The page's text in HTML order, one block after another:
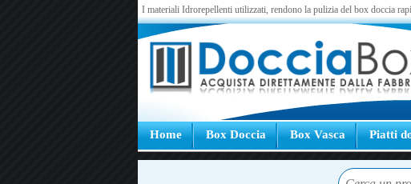
I materiali Idrorepellenti utilizzati, rendono la pulizia del box doccia
Home Box Doccia Box Vasca Piatti